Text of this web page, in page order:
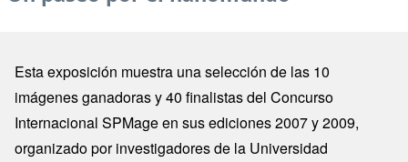
navigation
Esta exposición muestra una selección de las 10
imágenes ganadoras y 40 finalistas del Concurso
Internacional SPMage en sus ediciones 2007 y 2009,
organizado por investigadores de la Universidad